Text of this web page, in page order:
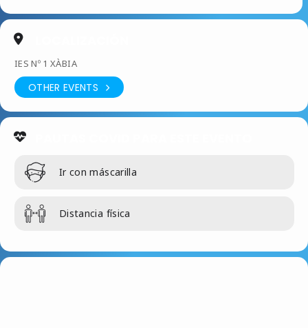
IES Nº 1 XÀBIA
OTHER EVENTS
Ir con máscarilla
Distancia física